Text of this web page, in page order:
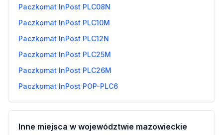
Paczkomat InPost PLC08N
Paczkomat InPost PLC10M
Paczkomat InPost PLC12N
Paczkomat InPost PLC25M
Paczkomat InPost PLC26M
Paczkomat InPost POP-PLC6
Inne miejsca w województwie mazowieckie